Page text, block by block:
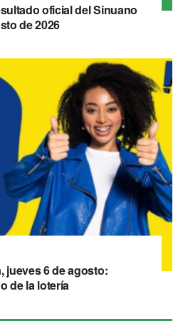
oficial del Sinuano
de 2026
jueves 6 de agosto:
de la lotería